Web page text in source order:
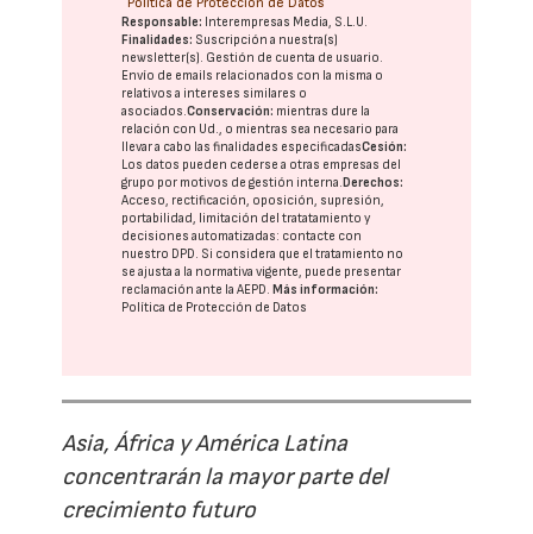
Responsable: Interempresas Media, S.L.U.
Finalidades: Suscripción a nuestra(s)
newsletter(s). Gestión de cuenta de usuario.
Envío de emails relacionados con la misma o
relativos a intereses similares o
asociados.Conservación: mientras dure la
relación con Ud., o mientras sea necesario para
llevar a cabo las finalidades especificadasCesión:
Los datos pueden cederse a otras empresas del
grupo por motivos de gestión interna.Derechos:
Acceso, rectificación, oposición, supresión,
portabilidad, limitación del tratatamiento y
decisiones automatizadas: contacte con
nuestro DPD. Si considera que el tratamiento no
se ajusta a la normativa vigente, puede presentar
reclamación ante laAEPD.Más información:
Política de Protección de Datos
Asia, África y América Latina
concentrarán la mayor parte del
crecimiento futuro